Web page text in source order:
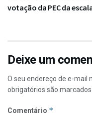
votação da PEC da
Deixe um
O seu endereço de e-mail
obrigatórios são
Comentário *